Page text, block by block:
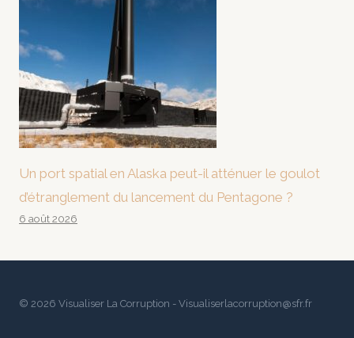
Un port spatial en Alaska peut-il atténuer le goulot
d’étranglement du lancement du Pentagone ?
6 août 2026
© 2026 Visualiser La Corruption - Visualiserlacorruption@sfr.fr